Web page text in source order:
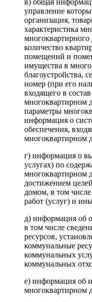
управление
организация,
характеристика
многоквартирного
количество
помещений и
имущества в
благоустройства,
номер (при его
входящего в
многоквартирном
параметры
информация о
обеспечения,
многоквартирном
г) информация о
услугах) по
многоквартирном
достижением
домом, в том
работ (услуг) и
д) информация об
в том числе
ресурсов,
коммунальные
коммунальных
коммунальных
е) информация об
многоквартирном